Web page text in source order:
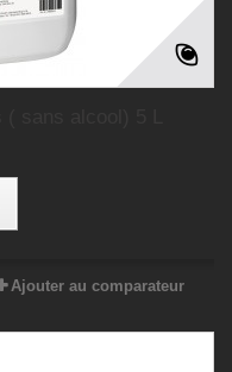
Ajouter au comparateur